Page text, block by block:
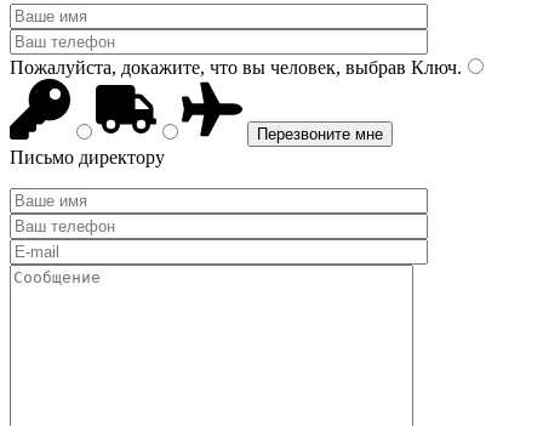
Пожалуйста, докажите, что вы человек, выбрав Ключ.
Письмо директору